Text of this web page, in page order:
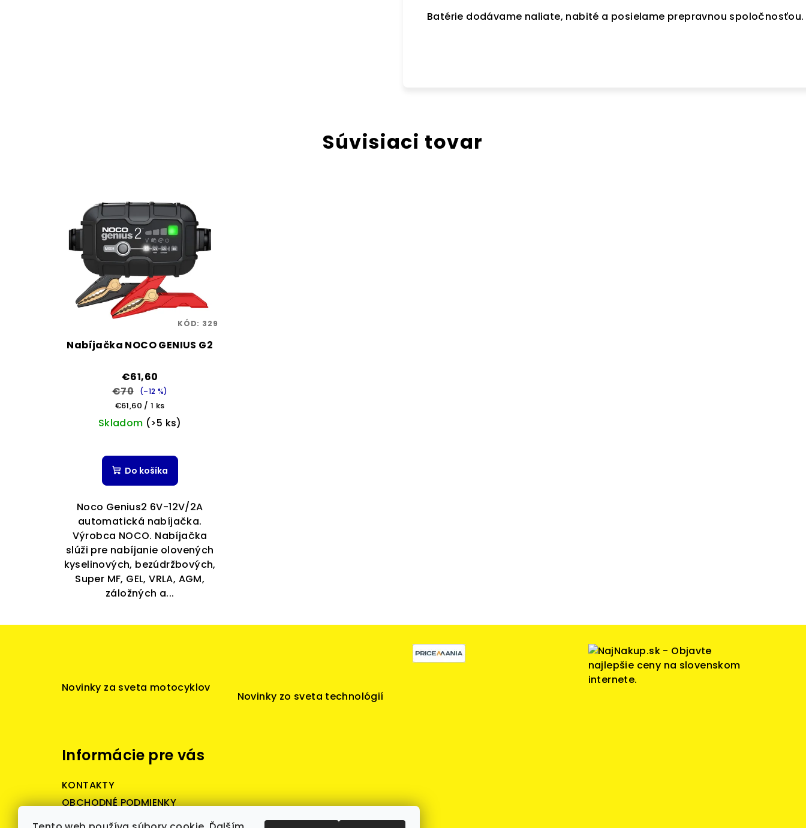
Batérie dodávame naliate, nabité a posielame prepravnou spoločnosťou.
Súvisiaci tovar
Nabíjačka NOCO GENIUS G2
€61,60
€70
(–12 %)
Jednotková
cena:
€61,60 / 1 ks
Skladom (>5 ks)
Do košíka
Noco Genius2 6V-12V/2A
automatická nabíjačka.
Výrobca NOCO. Nabíjačka
slúži pre nabíjanie olovených
kyselinových, bezúdržbových,
Super MF, GEL, VRLA, AGM,
záložných a...
KÓD: 329
Novinky za sveta motocyklov
Novinky zo sveta technológií
Informácie pre vás
KONTAKTY
OBCHODNÉ PODMIENKY
Reklamačné podmienky